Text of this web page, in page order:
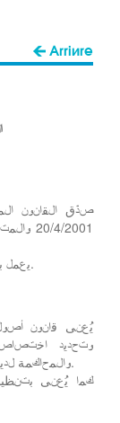
Arrière
20/4/
يعمل بهذا القانون فور نشره في الجريدة الرسمية.
يُعنى قانون
وتحديد
والمحاكمة لديه وأوجه الطعن في الأحكام والقرارات الصادرة عنه.
كما يُعنى